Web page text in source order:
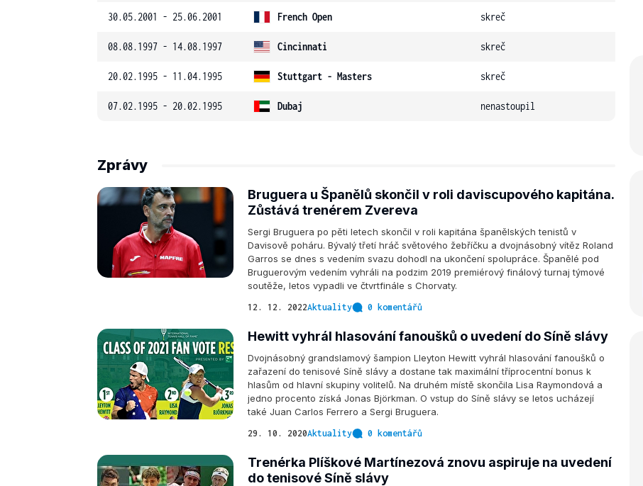
30.05.2001 - 25.06.2001 French Open skreč
08.08.1997 - 14.08.1997 Cincinnati skreč
20.02.1995 - 11.04.1995 Stuttgart - Masters skreč
07.02.1995 - 20.02.1995 Dubaj nenastoupil
Zprávy
Bruguera u Španělů skončil v roli daviscupového kapitána.
Zůstává trenérem Zvereva
Sergi Bruguera po pěti letech skončil v roli kapitána španělských tenistů v
Davisově poháru. Bývalý třetí hráč světového žebříčku a dvojnásobný vítěz Roland
Garros se dnes s vedením svazu dohodl na ukončení spolupráce. Španělé pod
Bruguerovým vedením vyhráli na podzim 2019 premiérový finálový turnaj týmové
soutěže, letos vypadli ve čtvrtfinále s Chorvaty.
12. 12. 2022Aktuality 0 komentářů
Hewitt vyhrál hlasování fanoušků o uvedení do Síně slávy
Dvojnásobný grandslamový šampion Lleyton Hewitt vyhrál hlasování fanoušků o
zařazení do tenisové Síně slávy a dostane tak maximální tříprocentní bonus k
hlasům od hlavní skupiny volitelů. Na druhém místě skončila Lisa Raymondová a
jedno procento získá Jonas Björkman. O vstup do Síně slávy se letos ucházejí
také Juan Carlos Ferrero a Sergi Bruguera.
29. 10. 2020Aktuality 0 komentářů
Trenérka Plíškové Martínezová znovu aspiruje na uvedení
do tenisové Síně slávy